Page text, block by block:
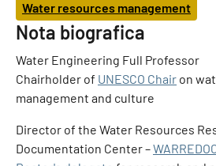
Water resources management
Nota biografica
Water Engineering Full Professor
Chairholder of UNESCO Chair on
management and culture
Director of the Water Resources
Documentation Center –